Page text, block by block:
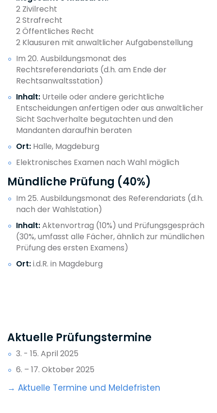
2 Zivilrecht
2 Strafrecht
2 Öffentliches Recht
2 Klausuren mit anwaltlicher Aufgabenstellung
Im 20. Ausbildungsmonat des
Rechtsreferendariats (d.h. am Ende der
Rechtsanwaltsstation)
Inhalt: Urteile oder andere gerichtliche
Entscheidungen anfertigen oder aus anwaltlicher
Sicht Sachverhalte begutachten und den
Mandanten daraufhin beraten
Ort: Halle, Magdeburg
Elektronisches Examen nach Wahl möglich
Mündliche Prüfung (40%)
Im 25. Ausbildungsmonat des Referendariats (d.h.
nach der Wahlstation)
Inhalt:Aktenvortrag (10%) und Prüfungsgespräch
(30%, umfasst alle Fächer, ähnlich zur mündlichen
Prüfung des ersten Examens)
Ort:i.d.R. in Magdeburg
Aktuelle Prüfungstermine
3. - 15. April 2025
6. – 17. Oktober 2025
→ Aktuelle Termine und Meldefristen